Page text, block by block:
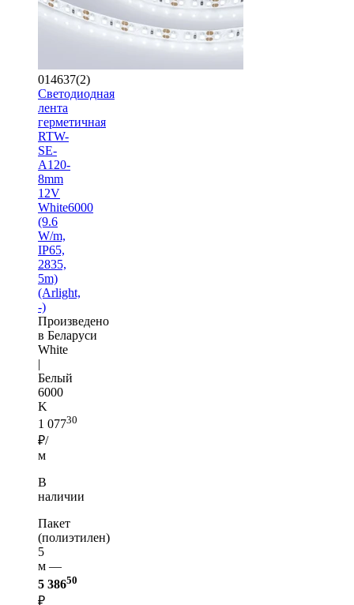
014637(2)
Светодиодная
лента
герметичная
RTW-
SE-
A120-
8mm
12V
White6000
(9.6
W/m,
IP65,
2835,
5m)
(Arlight,
-)
Произведено
в Беларуси
White
|
Белый
6000
K
1 07730
₽/
м
В
наличии
Пакет
(полиэтилен)
5
м —
5 38650
₽